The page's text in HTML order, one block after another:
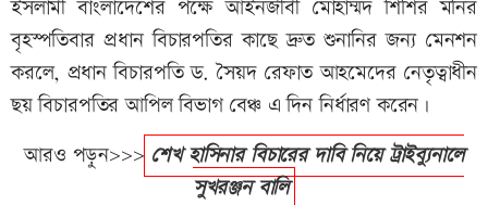
ইসলামী বাংলাদেশের পক্ষে আইনজীবী মোহাম্মদ শিশির মনির
বৃহস্পতিবার প্রধান বিচারপতির কাছে দ্রুত শুনানির জন্য মেনশন
করলে, প্রধান বিচারপতি ড. সৈয়দ রেফাত আহমেদের নেতৃত্বাধীন
ছয় বিচারপতির আপিল বিভাগ বেঞ্চ এ দিন নির্ধারণ করেন।
আরও পড়ুন>>> শেখ হাসিনার বিচারের দাবি নিয়ে ট্রাইব্যুনালে
সুখরঞ্জন বালি